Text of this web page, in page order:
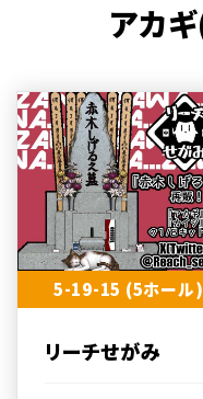
アカ
5-19-15 (5ホール)
リーチせがみ